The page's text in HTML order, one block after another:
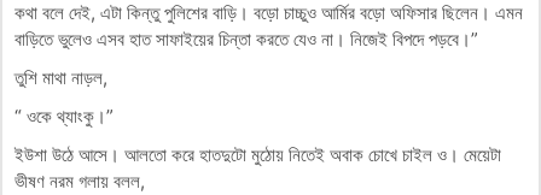
কথা বলে দেই, এটা কিন্তু পুলিশের বাড়ি। বড়ো চাচ্চুও আর্মির বড়ো অফিসার ছিলেন। এমন
বাড়িতে ভুলেও এসব হাত সাফাইয়ের চিন্তা করতে যেও না। নিজেই বিপদে পড়বে।”
তুশি মাথা নাড়ল,
“ ওকে থ্যাংকু।”
ইউশা উঠে আসে। আলতো করে হাতদুটো মুঠোয় নিতেই অবাক চোখে চাইল ও। মেয়েটা
ভীষণ নরম গলায় বলল,